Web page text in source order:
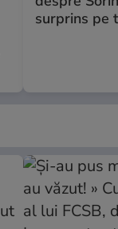
surprins pe